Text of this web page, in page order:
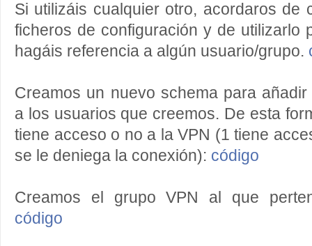
Si utilizáis cualquier otro, acordaros de
ficheros de configuración y de utilizarlo
hagáis referencia a algún usuario/grupo.
Creamos un nuevo schema para
a los usuarios que creemos. De esta
tiene acceso o no a la VPN (1 tiene
se le deniega la conexión): código
Creamos el grupo VPN al que
código